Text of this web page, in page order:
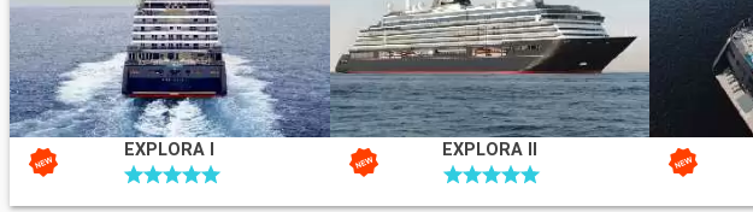
EXPLORA I EXPLORA II